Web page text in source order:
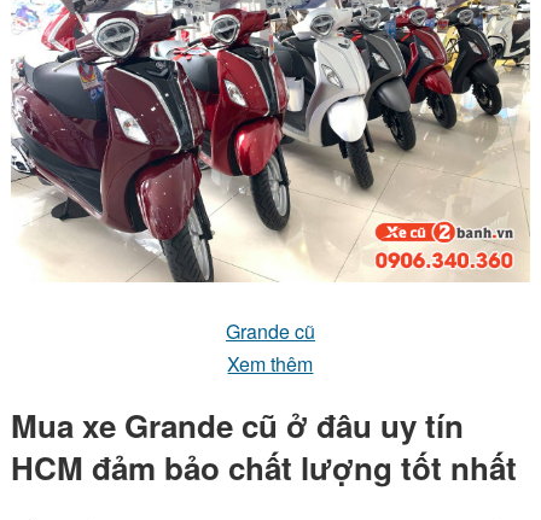
Grande cũ
Xem thêm
Mua xe Grande cũ ở đâu uy tín
HCM đảm bảo chất lượng tốt nhất